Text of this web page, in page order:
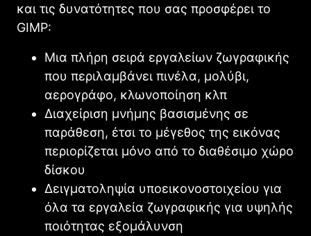
και τις δυνατότητες που σας προσφέρει το
GIMP:
Μια πλήρη σειρά εργαλείων ζωγραφικής
που περιλαμβάνει πινέλα, μολύβι,
αερογράφο, κλωνοποίηση κλπ
Διαχείριση μνήμης βασισμένης σε
παράθεση, έτσι το μέγεθος της εικόνας
περιορίζεται μόνο από το διαθέσιμο χώρο
δίσκου
Δειγματοληψία υποεικονοστοιχείου για
όλα τα εργαλεία ζωγραφικής για υψηλής
ποιότητας εξομάλυνση